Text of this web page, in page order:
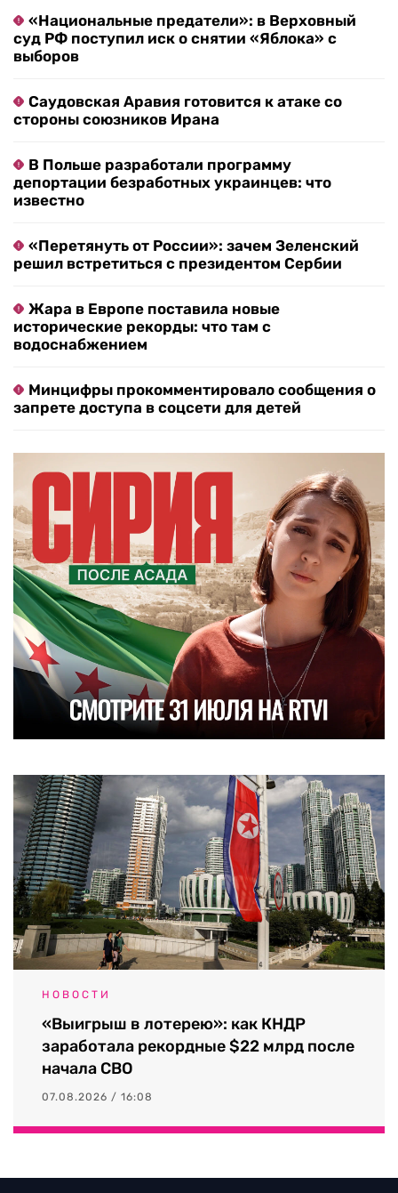
«Национальные предатели»: в Верховный
суд РФ поступил иск о снятии «Яблока» с
выборов
Саудовская Аравия готовится к атаке со
стороны союзников Ирана
В Польше разработали программу
депортации безработных украинцев: что
известно
«Перетянуть от России»: зачем Зеленский
решил встретиться с президентом Сербии
Жара в Европе поставила новые
исторические рекорды: что там с
водоснабжением
Минцифры прокомментировало сообщения о
запрете доступа в соцсети для детей
НОВОСТИ
«Выигрыш в лотерею»: как КНДР
заработала рекордные $22 млрд после
начала СВО
07.08.2026 / 16:08